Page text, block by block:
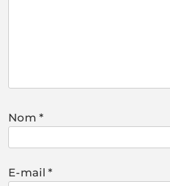
Nom*
E-mail*